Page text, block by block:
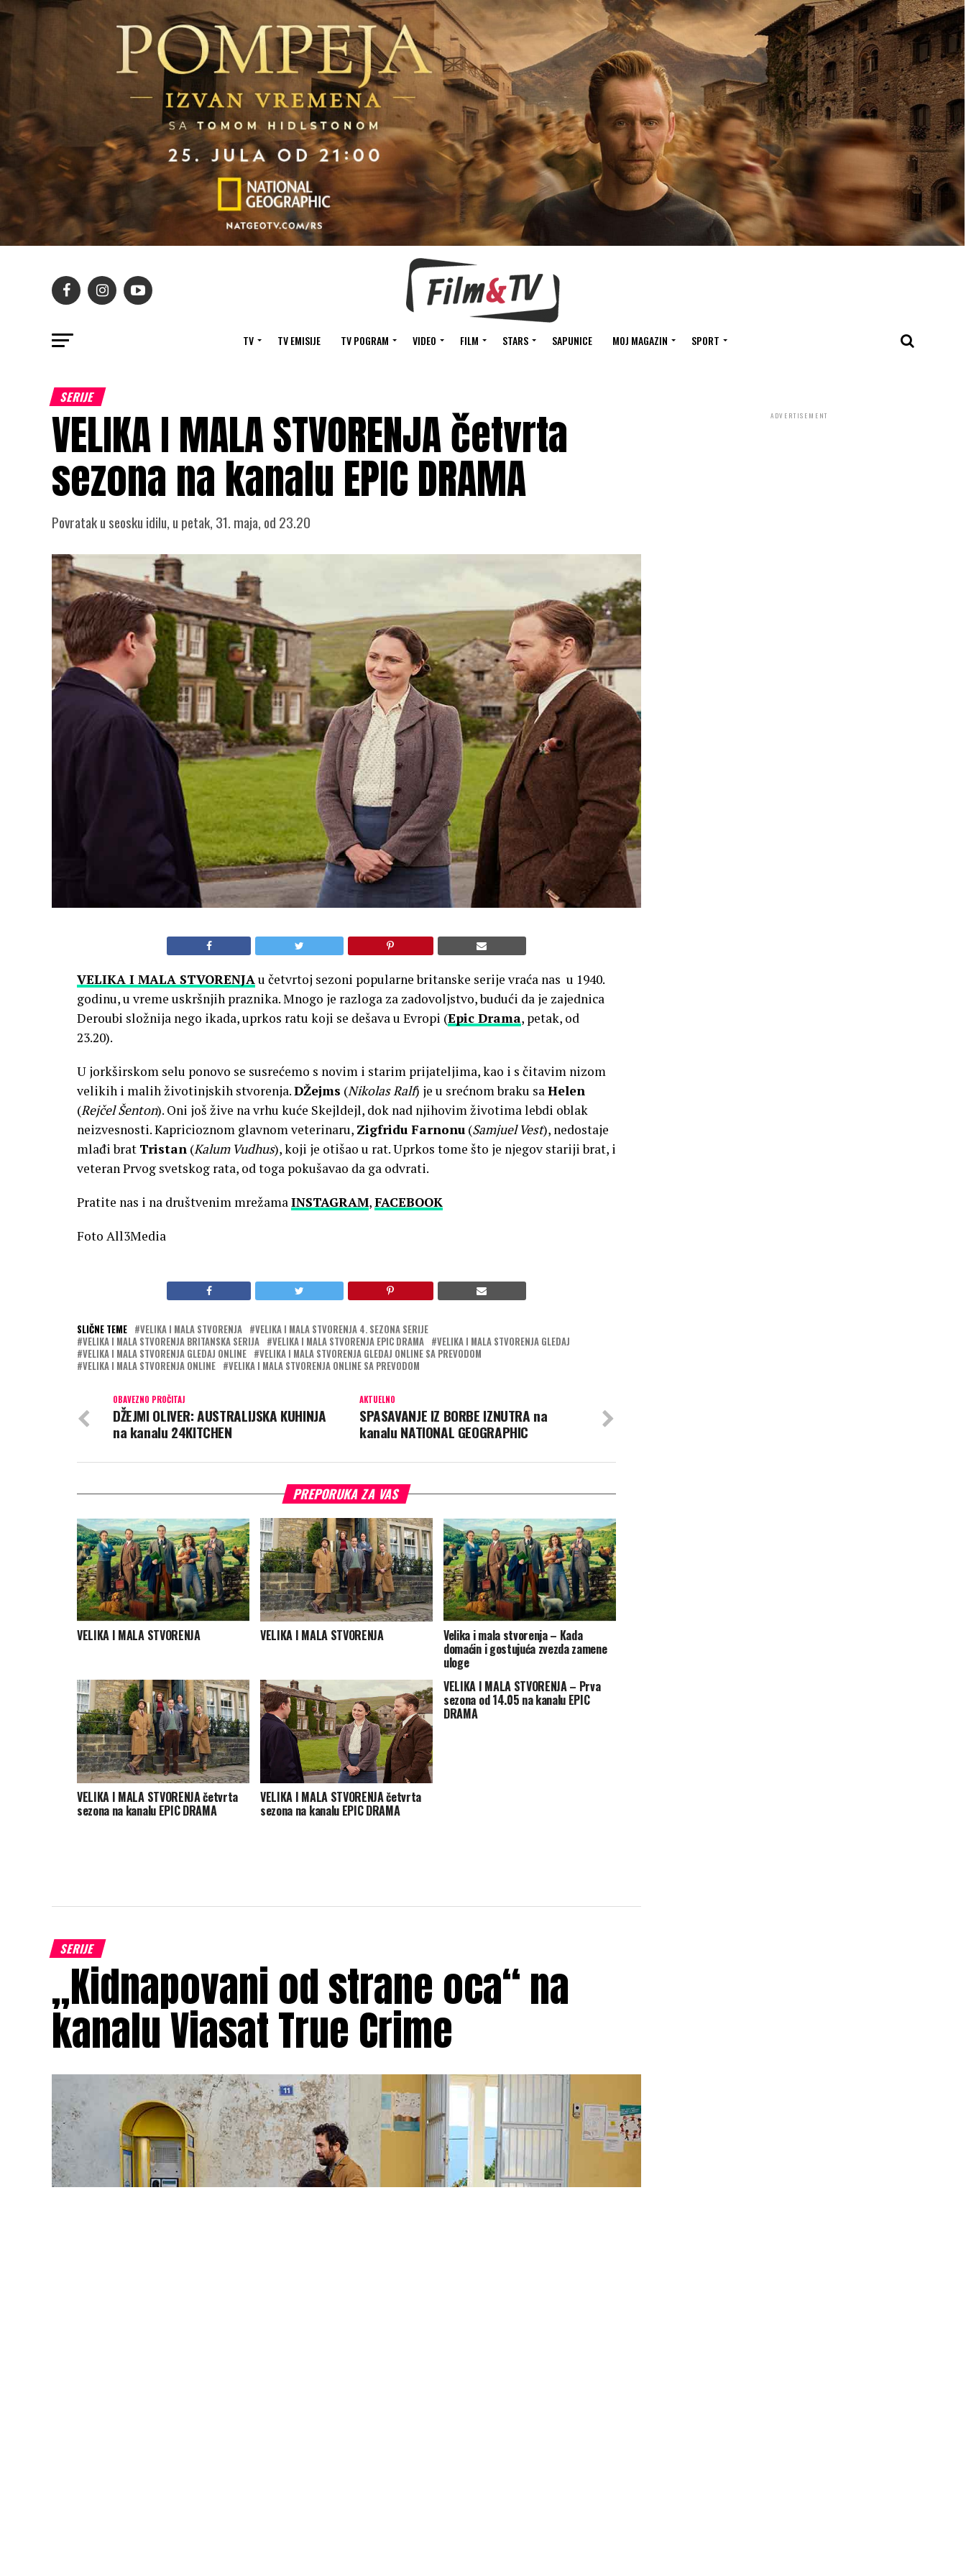
TV TV EMISIJE TV POGRAM VIDEO FILM STARS SAPUNICE MOJ MAGAZIN SPORT
SERIJE
VELIKA I MALA STVORENJA četvrta
sezona na kanalu EPIC DRAMA
Povratak u seosku idilu, u petak, 31. maja, od 23.20
VELIKA I MALA STVORENJAu četvrtoj sezoni popularne britanske serije vraća nas u 1940.
godinu, u vreme uskršnjih praznika. Mnogo je razloga za zadovoljstvo, budući da je zajednica
Deroubi složnija nego ikada, uprkos ratu koji se dešava u Evropi (Epic Drama, petak, od
23.20).
U jorkširskom selu ponovo se susrećemo s novim i starim prijateljima, kao i s čitavim nizom
velikih i malih životinjskih stvorenja.DŽejms (Nikolas Ralf) je u srećnom braku saHelen
(Rejčel Šenton). Oni još žive na vrhu kuće Skejldejl, dok nad njihovim životima lebdi oblak
neizvesnosti. Kapricioznom glavnom veterinaru, Zigfridu Farnonu (Samjuel Vest), nedostaje
mlađi brat Tristan (Kalum Vudhus), koji je otišao u rat. Uprkos tome što je njegov stariji brat, i
veteran Prvog svetskog rata, od toga pokušavao da ga odvrati.
Pratite nas i na društvenim mrežamaINSTAGRAM,FACEBOOK
Foto All3Media
SLIČNE TEME VELIKA I MALA STVORENJA
VELIKA I MALA STVORENJA 4. SEZONA SERIJE
VELIKA I MALA STVORENJA BRITANSKA SERIJA
VELIKA I MALA STVORENJA EPIC DRAMA
VELIKA I MALA STVORENJA GLEDAJ
VELIKA I MALA STVORENJA GLEDAJ ONLINE
VELIKA I MALA STVORENJA GLEDAJ ONLINE SA PREVODOM
VELIKA I MALA STVORENJA ONLINE
VELIKA I MALA STVORENJA ONLINE SA PREVODOM
AKTUELNO
SPASAVANJE IZ BORBE IZNUTRA na
kanalu NATIONAL GEOGRAPHIC
OBAVEZNO PROČITAJ
DŽEJMI OLIVER: AUSTRALIJSKA KUHINJA
na kanalu 24KITCHEN
PREPORUKA ZA VAS
VELIKA I MALA STVORENJA VELIKA I MALA STVORENJA Velika i mala stvorenja – Kada
domaćin i gostujuća zvezda zamene
uloge
VELIKA I MALA STVORENJA četvrta
sezona na kanalu EPIC DRAMA
VELIKA I MALA STVORENJA četvrta
sezona na kanalu EPIC DRAMA
VELIKA I MALA STVORENJA – Prva
sezona od 14.05 na kanalu EPIC
DRAMA
SERIJE
„Kidnapovani od strane oca“ na
kanalu Viasat True Crime
ADVERTISEMENT